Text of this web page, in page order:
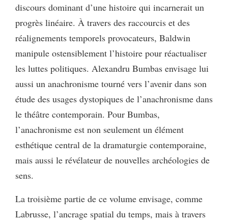
discours dominant d’une histoire qui incarnerait un
progrès linéaire. À travers des raccourcis et des
réalignements temporels provocateurs, Baldwin
manipule ostensiblement l’histoire pour réactualiser
les luttes politiques. Alexandru Bumbas envisage lui
aussi un anachronisme tourné vers l’avenir dans son
étude des usages dystopiques de l’anachronisme dans
le théâtre contemporain. Pour Bumbas,
l’anachronisme est non seulement un élément
esthétique central de la dramaturgie contemporaine,
mais aussi le révélateur de nouvelles archéologies de
sens.
La troisième partie de ce volume envisage, comme
Labrusse, l’ancrage spatial du temps, mais à travers